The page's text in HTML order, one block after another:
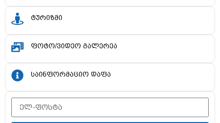
ტურიზმი
ფოტო/ვიდეო გალერეა
საინფორმაციო დაფა